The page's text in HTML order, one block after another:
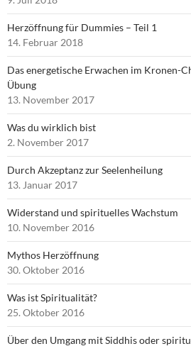
Herzöffnung für Dummies – Teil 1
14. Februar 2018
Das energetische Erwachen im Kronen-
Übung
13. November 2017
Was du wirklich bist
2. November 2017
Durch Akzeptanz zur Seelenheilung
13. Januar 2017
Widerstand und spirituelles Wachstum
10. November 2016
Mythos Herzöffnung
30. Oktober 2016
Was ist Spiritualität?
25. Oktober 2016
Über den Umgang mit Siddhis oder